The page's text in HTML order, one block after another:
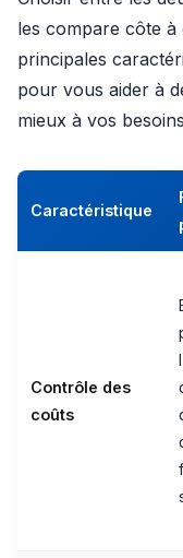
les compare côte à
principales
pour vous aider à
mieux à vos
Caractéristique
Contrôle des
coûts